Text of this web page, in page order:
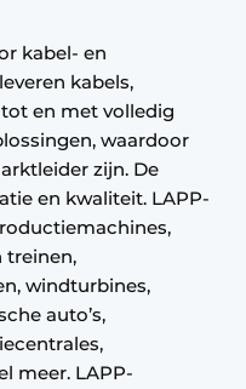
kabel- en
kabels,
en met volledig
waardoor
zijn. De
en kwaliteit. LAPP-
treinen,
windturbines,
auto’s,
meer. LAPP-